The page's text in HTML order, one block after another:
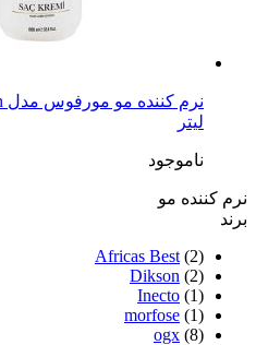
لیتر
ناموجود
نرم کننده مو
برند
Africas Best (2)
Dikson (2)
Inecto (1)
morfose (1)
ogx (8)